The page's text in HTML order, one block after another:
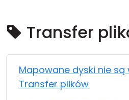
Transfer
Mapowane dyski nie
Transfer plików